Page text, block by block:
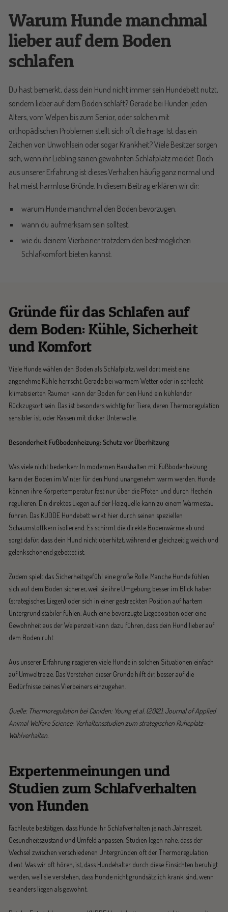
Warum Hunde manchmal
lieber auf dem Boden
schlafen
Du hast bemerkt, dass dein Hund nicht immer sein Hundebett nutzt,
sondern lieber auf dem Boden schläft? Gerade bei Hunden jeden
Alters, vom Welpen bis zum Senior, oder solchen mit
orthopädischen Problemen stellt sich oft die Frage: Ist das ein
Zeichen von Unwohlsein oder sogar Krankheit? Viele Besitzer sorgen
sich, wenn ihr Liebling seinen gewohnten Schlafplatz meidet. Doch
aus unserer Erfahrung ist dieses Verhalten häufig ganz normal und
hat meist harmlose Gründe. In diesem Beitrag erklären wir dir:
warum Hunde manchmal den Boden bevorzugen,
wann du aufmerksam sein solltest,
wie du deinem Vierbeiner trotzdem den bestmöglichen
Schlafkomfort bieten kannst.
Gründe für das Schlafen auf
dem Boden: Kühle, Sicherheit
und Komfort
Viele Hunde wählen den Boden als Schlafplatz, weil dort meist eine
angenehme Kühle herrscht. Gerade bei warmem Wetter oder in schlecht
klimatisierten Räumen kann der Boden für den Hund ein kühlender
Rückzugsort sein. Das ist besonders wichtig für Tiere, deren Thermoregulation
sensibler ist, oder Rassen mit dicker Unterwolle.
Besonderheit Fußbodenheizung: Schutz vor Überhitzung
Was viele nicht bedenken: In modernen Haushalten mit Fußbodenheizung
kann der Boden im Winter für den Hund unangenehm warm werden. Hunde
können ihre Körpertemperatur fast nur über die Pfoten und durch Hecheln
regulieren. Ein direktes Liegen auf der Heizquelle kann zu einem Wärmestau
führen. Das KUDDE Hundebett wirkt hier durch seinen speziellen
Schaumstoffkern isolierend. Es schirmt die direkte Bodenwärme ab und
sorgt dafür, dass dein Hund nicht überhitzt, während er gleichzeitig weich und
gelenkschonend gebettet ist.
Zudem spielt das Sicherheitsgefühl eine große Rolle. Manche Hunde fühlen
sich auf dem Boden sicherer, weil sie ihre Umgebung besser im Blick haben
(strategisches Liegen) oder sich in einer gestreckten Position auf hartem
Untergrund stabiler fühlen. Auch eine bevorzugte Liegeposition oder eine
Gewohnheit aus der Welpenzeit kann dazu führen, dass dein Hund lieber auf
dem Boden ruht.
Aus unserer Erfahrung reagieren viele Hunde in solchen Situationen einfach
auf Umweltreize. Das Verstehen dieser Gründe hilft dir, besser auf die
Bedürfnisse deines Vierbeiners einzugehen.
Quelle: Thermoregulation bei Caniden: Young et al. (2012), Journal of Applied
Animal Welfare Science; Verhaltensstudien zum strategischen Ruheplatz-
Wahlverhalten.
Expertenmeinungen und
Studien zum Schlafverhalten
von Hunden
Fachleute bestätigen, dass Hunde ihr Schlafverhalten je nach Jahreszeit,
Gesundheitszustand und Umfeld anpassen. Studien legen nahe, dass der
Wechsel zwischen verschiedenen Untergründen oft der Thermoregulation
dient. Was wir oft hören, ist, dass Hundehalter durch diese Einsichten beruhigt
werden, weil sie verstehen, dass Hunde nicht grundsätzlich krank sind, wenn
sie anders liegen als gewohnt.